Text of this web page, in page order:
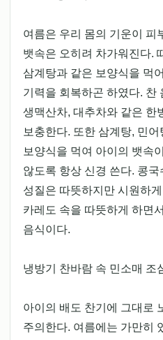
여름은 우리 몸의 기운이 피
뱃속은 오히려 차가워진다.
삼계탕과 같은 보양식을 먹
기력을 회복하곤 하였다. 찬
생맥산차, 대추차와 같은 한
보충한다. 또한 삼계탕, 민
보양식을 먹여 아이의 뱃속
않도록 항상 신경 쓴다. 콩국
성질은 따뜻하지만 시원하
카레도 속을 따뜻하게 하면
음식이다.
냉방기 찬바람 속 민소매 조
아이의 배도 찬기에 그대로
주의한다. 여름에는 가만히